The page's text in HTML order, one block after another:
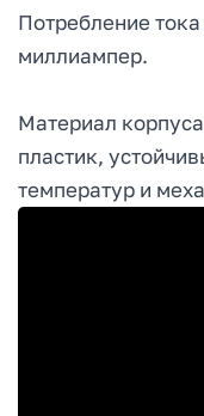
Потребление
миллиампер.
Материал
пластик,
температур и